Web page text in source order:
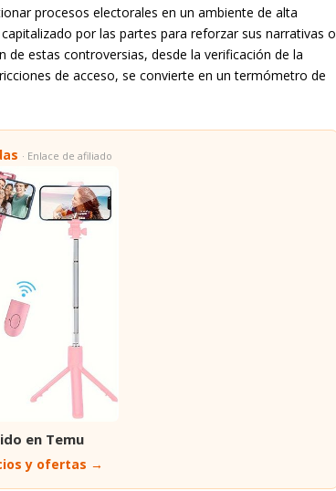
procesos electorales en un ambiente de alta
por las partes para reforzar sus narrativas o
estas controversias, desde la verificación de la
de acceso, se convierte en un termómetro de
· Enlace de afiliado
en Temu
y ofertas →